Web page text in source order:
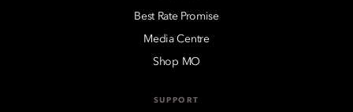
Best Rate Promise
Media Centre
Shop MO
SUPPORT